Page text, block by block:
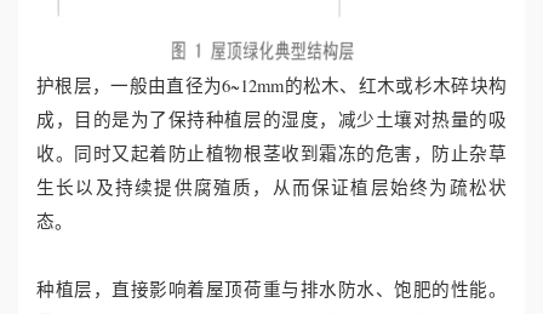
护根层，一般由直径为6~12mm的松木、红木或杉木碎块构
成，目的是为了保持种植层的湿度，减少土壤对热量的吸
收。同时又起着防止植物根茎收到霜冻的危害，防止杂草
生长以及持续提供腐殖质，从而保证植层始终为疏松状
态。
种植层，直接影响着屋顶荷重与排水防水、饱肥的性能。